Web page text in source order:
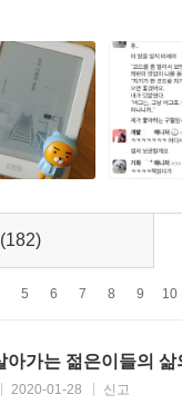
되지 못한 여러 결의
한국사회를 설명해
현대적 삶의 디테
었다 독자의 열광은
결국은 자기가 개발
(182)
5 6 7 8 9 10
아가는 젊은이들의 삶
2020-01-28 신고